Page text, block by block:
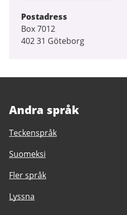
Postadress
Box 7012
402 31 Göteborg
Andra språk
Teckenspråk
Suomeksi
Fler språk
Lyssna